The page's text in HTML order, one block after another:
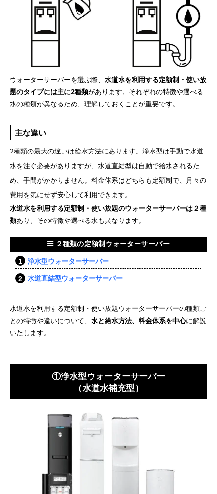
ウォーターサーバーを選ぶ際、 水道水を利用する定額制・使い放
題のタイプには主に2種類があります。それぞれの特徴や選べる
水の種類が異なるため、理解しておくことが重要です。
主な違い
2種類の最大の違いは給水方法にあります。浄水型は手動で水道
水を注ぐ必要がありますが、水道直結型は自動で給水されるた
め、手間がかかりません。料金体系はどちらも定額制で、月々の
費用を気にせず安心して利用できます。
水道水を利用する定額制・使い放題のウォーターサーバーは２種
類あり、その特徴や選べる水も異なります。
２種類の定額制ウォーターサーバー
浄水型ウォーターサーバー
水道直結型ウォーターサーバー
水道水を利用する定額制・使い放題ウォーターサーバーの種類ご
との特徴や違いについて、 水と給水方法、料金体系を中心に解説
いたします。
①浄水型ウォーターサーバー
（水道水補充型）